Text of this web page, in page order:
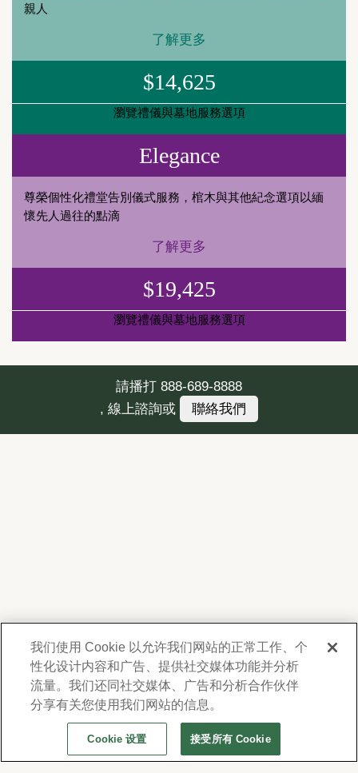
親人
了解更多
$14,625
瀏覽禮儀與墓地服務選項
Elegance
尊榮個性化禮堂告別儀式服務，棺木與其他紀念選項以緬
懷先人過往的點滴
了解更多
$19,425
瀏覽禮儀與墓地服務選項
請播打 888-689-8888
, 線上諮詢或
聯絡我們
我們尊重您的隱私。為了向您提供有關產品、服
務及活動之資訊，Forest Lawn 會蒐集並使用您
在此提供的聯絡資料，並得不時透過電子郵件、
電話或人工撥打之短信或簡訊與您聯繫。詳情請
參閱本公司的隱私權政策及使用條款。若要變更
通訊偏好設定，請至
我们使用 Cookie 以允许我们网站的正常工作、个
性化设计内容和广告、提供社交媒体功能并分析
流量。我们还同社交媒体、广告和分析合作伙伴
分享有关您使用我们网站的信息。
Cookie 设置 接受所有 Cookie